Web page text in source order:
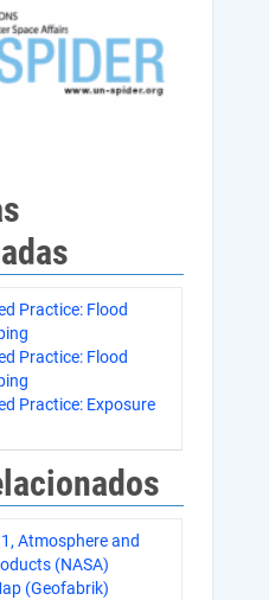
Practice: Flood
Practice: Flood
Practice: Exposure
Atmosphere and
(NASA)
(Geofabrik)